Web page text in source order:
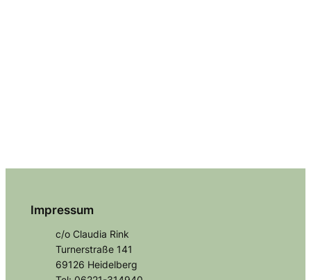
Impressum
c/o Claudia Rink
Turnerstraße 141
69126 Heidelberg